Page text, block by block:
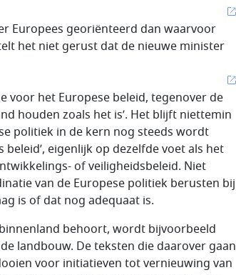
Europees georiënteerd dan waarvoor
het niet gerust dat de nieuwe minister
voor het Europese beleid, tegenover de
houden zoals het is’. Het blijft niettemin
politiek in de kern nog steeds wordt
beleid’, eigenlijk op dezelfde voet als het
of veiligheidsbeleid. Niet
van de Europese politiek berusten bij
is of dat nog adequaat is.
behoort, wordt bijvoorbeeld
landbouw. De teksten die daarover gaan
voor initiatieven tot vernieuwing van